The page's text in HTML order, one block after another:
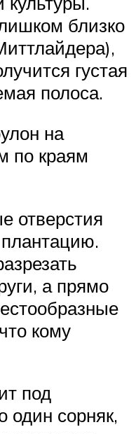
близко
густая
полоса.
на
по краям
отверстия
а прямо
кому
под
один сорняк,